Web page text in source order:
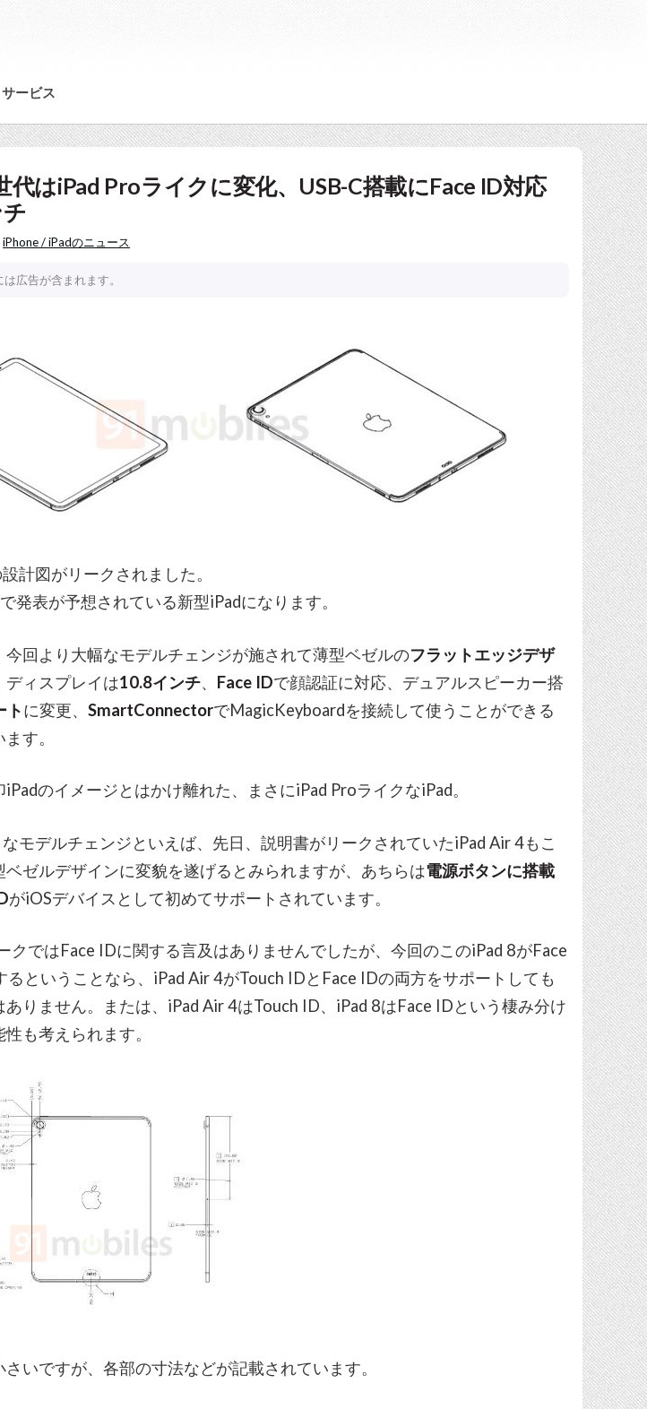
サービス
代はiPad Proライクに変化、USB-C搭載にFace ID対応
iPhone / iPadのニュース
広告が含まれます。
計図がリークされました。
発表が予想されている新型iPadになります。
今回より大幅なモデルチェンジが施されて薄型ベゼルのフラットエッジデザ
ディスプレイは10.8インチ、 Face IDで顔認証に対応、デュアルスピーカー搭
トに変更、SmartConnectorでMagicKeyboardを接続して使うことができる
す。
のイメージとはかけ離れた、まさにiPad ProライクなiPad。
モデルチェンジといえば、先日、説明書がリークされていたiPad Air 4もこ
ベゼルデザインに変貌を遂げるとみられますが、あちらは電源ボタンに搭載
がiOSデバイスとして初めてサポートされています。
クではFace IDに関する言及はありませんでしたが、今回のこのiPad 8がFace
るということなら、iPad Air 4がTouch IDとFace IDの両方をサポートしても
ありません。または、iPad Air 4はTouch ID、iPad 8はFace IDという棲み分け
も考えられます。
いですが、各部の寸法などが記載されています。